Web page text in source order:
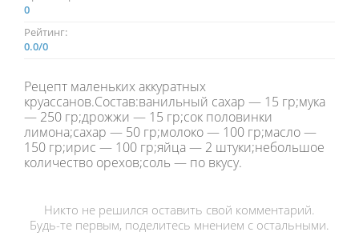
0
Рейтинг:
0.0/0
Рецепт маленьких аккуратных
круассанов.Состав:ванильный сахар — 15 гр;мука
— 250 гр;дрожжи — 15 гр;сок половинки
лимона;сахар — 50 гр;молоко — 100 гр;масло —
150 гр;ирис — 100 гр;яйца — 2 штуки;небольшое
количество орехов;соль — по вкусу.
Никто не решился оставить свой комментарий.
Будь-те первым, поделитесь мнением с остальными.